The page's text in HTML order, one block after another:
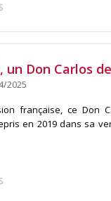
un Don Carlos
2025
française, ce Don
en 2019 dans sa